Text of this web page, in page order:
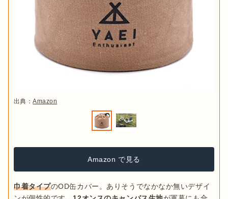
出典：Amazon
Amazon で見る
巾着タイプのOD缶カバー。ありそうでなかなか無いデザイ